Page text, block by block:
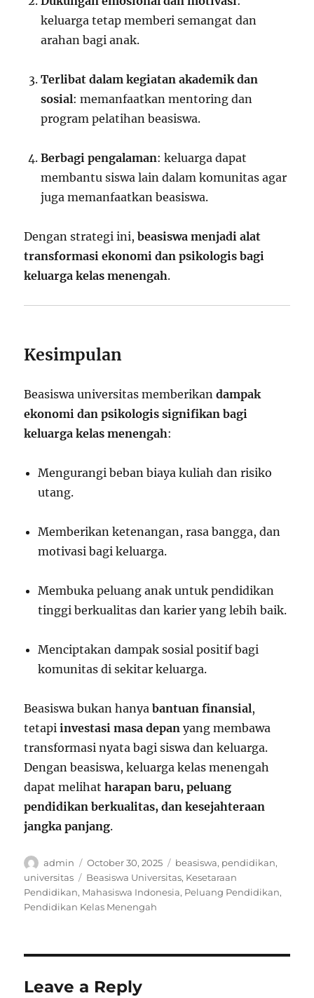
keluarga tetap memberi semangat dan
arahan bagi anak.
Terlibat dalam kegiatan akademik dan
sosial: memanfaatkan mentoring dan
program pelatihan beasiswa.
Berbagi pengalaman: keluarga dapat
membantu siswa lain dalam komunitas agar
juga memanfaatkan beasiswa.
Dengan strategi ini,beasiswa menjadi alat
transformasi ekonomi dan psikologis bagi
keluarga kelas menengah.
Kesimpulan
Beasiswa universitas memberikandampak
ekonomi dan psikologis signifikan bagi
keluarga kelas menengah:
Mengurangi beban biaya kuliah dan risiko
utang.
Memberikan ketenangan, rasa bangga, dan
motivasi bagi keluarga.
Membuka peluang anak untuk pendidikan
tinggi berkualitas dan karier yang lebih baik.
Menciptakan dampak sosial positif bagi
komunitas di sekitar keluarga.
Beasiswa bukan hanyabantuan finansial,
tetapiinvestasi masa depan yang membawa
transformasi nyata bagi siswa dan keluarga.
Dengan beasiswa, keluarga kelas menengah
dapat melihatharapan baru, peluang
pendidikan berkualitas, dan kesejahteraan
jangka panjang.
Author
admin
Posted
on
October 30, 2025 Categories
beasiswa, pendidikan,
universitas
Tags
Beasiswa Universitas, Kesetaraan
Pendidikan, Mahasiswa Indonesia, Peluang Pendidikan,
Pendidikan Kelas Menengah
Leave a Reply